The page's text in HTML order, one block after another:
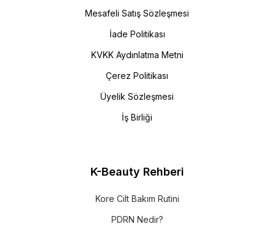
Mesafeli Satış Sözleşmesi
İade Politikası
KVKK Aydınlatma Metni
Çerez Politikası
Üyelik Sözleşmesi
İş Birliği
K-Beauty Rehberi
Kore Cilt Bakım Rutini
PDRN Nedir?